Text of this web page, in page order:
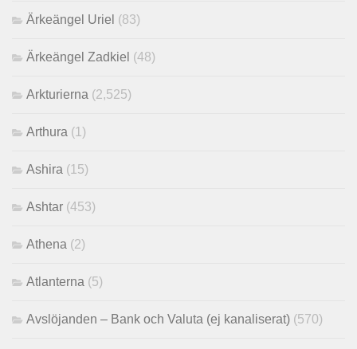
Ärkeängel Uriel (83)
Ärkeängel Zadkiel (48)
Arkturierna (2,525)
Arthura (1)
Ashira (15)
Ashtar (453)
Athena (2)
Atlanterna (5)
Avslöjanden – Bank och Valuta (ej kanaliserat) (570)